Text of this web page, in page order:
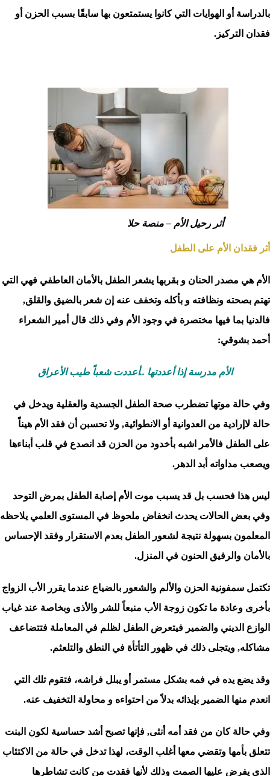
بالدراسة أو الهوايات التي كانوا يستمتعون بها سابقًا بسبب الحزن أو
فقدان التركيز.
أثر رحيل الأم – منصة حلا
أثر فقدان الأم على الطفل
الأم هي مصدر الحنان و بقربها يشعر الطفل بالأمان العاطفي فهي التي
تهتم بصحته ونظافته و بأكله وتخفف عنه إن شعر بالضيق والقلق,
فالدنيا بما فيها مختصرة في وجود الأم وفي ذلك قال أمير الشعراء
أحمد بشوقي:
الأم مدرسة إذا أعددتها ..أعددت شعباً طيب الأعراق
وفي حالة موتها تضطرب صحة الطفل الجسدية والعقلية ويدخل في
حالة لاإرادية من العدوانية أو الانطوائية, ولا تحسبن أن فقد الأم هيناً
على الطفل فالأمر اشبه بأخدود من الحزن قد انصدع في قلب أبناءها
ويصعب مداواته أبد الدهر.
ليس هذا فحسب بل قد يسبب موت الأم إصابة الطفل بمرض التوحد
وفي بعض الحالات يحدث انخفاض ملحوظ في المستوى العلمي يلاحظه
المعلمون بسهولة نتيجة لشعور الطفل بعدم الاستقرار وفقد الإحساس
بالأمان والرفيق الحنون في المنزل.
تكتمل سمفونية الحزن والألم والشعور بالضياع عندما يقرر الأب الزواج
بأخرى وعادة ما تكون زوجة الأب منبعاً للشر والأذى وبخاصة عند غياب
الوازع الديني والضمير فيتعرض الطفل لظلم في المعاملة فتتضاعف
مشاكله, ويتجلى ذلك في ظهور التأتأة في النطق والتلعثم.
وقد يضع يده في فمه بشكل مستمر أو يبلل فراشه، فتقوم تلك التي
انعدم منها الضمير بإيذائه بدلاً من احتواءه و محاولة التخفيف عنه.
وفي حالة كان من فقد أمه أنثى, فإنها تصبح أشد حساسية لكون البنت
تتعلق بأمها وتقضي معها أغلب الوقت، لهذا تدخل في حالة من الاكتئاب
الذي يفرض عليها الصمت وذلك لأنها فقدت من كانت تشاطرها